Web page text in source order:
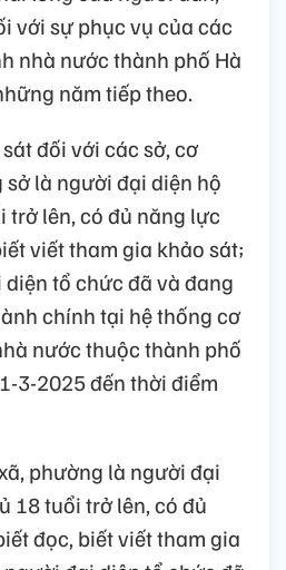
với sự phục vụ của các
nhà nước thành phố Hà
năm tiếp theo.
đối với các sở, cơ
là người đại diện hộ
trở lên, có đủ năng lực
viết tham gia khảo sát;
tổ chức đã và đang
chính tại hệ thống cơ
nước thuộc thành phố
3-2025 đến thời điểm
phường là người đại
18 tuổi trở lên, có đủ
đọc, biết viết tham gia